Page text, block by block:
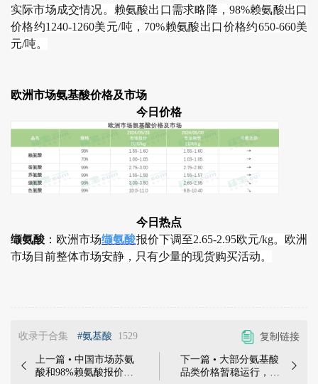
实际市场成交情况。赖氨酸出口需求略降，98%赖氨酸出口
价格约1240-1260美元/吨，70%赖氨酸出口价格约650-660美
元/吨。
欧洲市场氨基酸价格及市场
今日价格
今日热点
缬氨酸 ： 欧洲市场缬氨酸报价下调至2.65-2.95欧元/kg。欧洲
市场目前整体市场安静，只有少量的现货购买活动。
收录于合集 #氨基酸 1529 复制链接

上一篇 • 中国市场苏氨
酸和98%赖氨酸报价略
下一篇 • 大部分氨基酸
品类价格暂稳运行，需
